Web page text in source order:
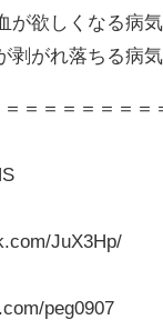
が欲しくなる病気
剥がれ落ちる病気
＝＝＝＝＝＝＝
JuX3Hp/
peg0907